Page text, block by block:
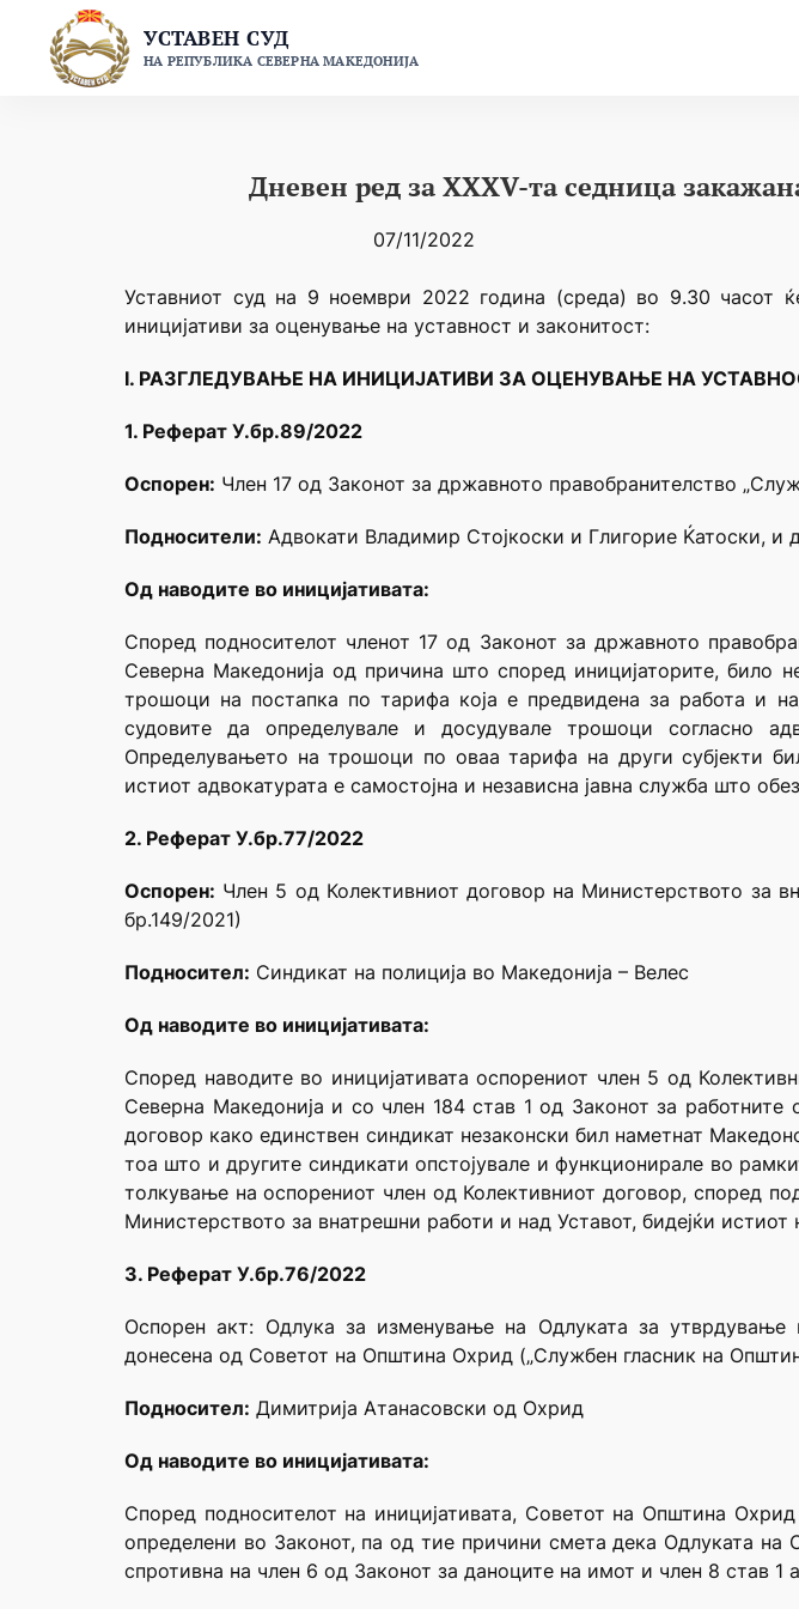
content
УСТАВЕН СУД
НА РЕПУБЛИКА СЕВЕРНА МАКЕДОНИЈА
Дневен ред за XXXV-та седница
07/11/2022
Уставниот суд на 9 нoември 2022 година (среда) во 9.30 часот
иницијативи за оценување на уставност и законитост:
I. РАЗГЛЕДУВАЊЕ НА ИНИЦИЈАТИВИ ЗА ОЦЕНУВАЊЕ НА
1. Реферат У.бр.89/2022
Оспорен: Член 17 од Законот за државното правобранителство
Подносители: Адвокати Владимир Стојкоски и Глигорие Ќатоски, и
Од наводите во иницијативата:
Според подносителот членот 17 од Законот за државното
Северна Македонија од причина што според иницијаторите, било
трошоци на постапка по тарифа која е предвидена за работа и
судовите да определувале и досудувале трошоци согласно
Определувањето на трошоци по оваа тарифа на други субјекти
истиот адвокатурата е самостојна и независна јавна служба што
2. Реферат У.бр.77/2022
Оспорен: Член 5 од Колективниот договор на Министерството за
бр.149/2021)
Подносител: Синдикат на полиција во Македонија – Велес
Од наводите во иницијативата:
Според наводите во иницијативата оспорениот член 5 од
Северна Македонија и со член 184 став 1 од Законот за
договор како единствен синдикат незаконски бил наметнат
тоа што и другите синдикати опстојувале и функционирале во
толкување на оспорениот член од Колективниот договор, според
Министерството за внатрешни работи и над Уставот, бидејќи
3. Реферат У.бр.76/2022
Оспорен акт: Одлука за изменување на Одлуката за
донесена од Советот на Општина Охрид („Службен гласник на
Подносител: Димитрија Атанасовски од Охрид
Од наводите во иницијативата:
Според подносителот на иницијативата, Советот на Општина
определени во Законот, па од тие причини смета дека Одлуката
спротивна на член 6 од Законот за даноците на имот и член 8 став